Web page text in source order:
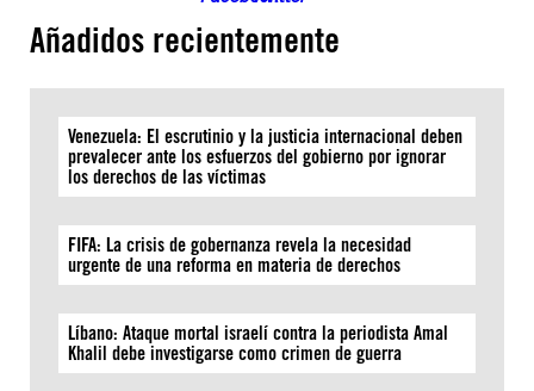
Añadidos recientemente
Venezuela: El escrutinio y la justicia internacional deben
prevalecer ante los esfuerzos del gobierno por ignorar
los derechos de las víctimas
FIFA: La crisis de gobernanza revela la necesidad
urgente de una reforma en materia de derechos
Líbano: Ataque mortal israelí contra la periodista Amal
Khalil debe investigarse como crimen de guerra